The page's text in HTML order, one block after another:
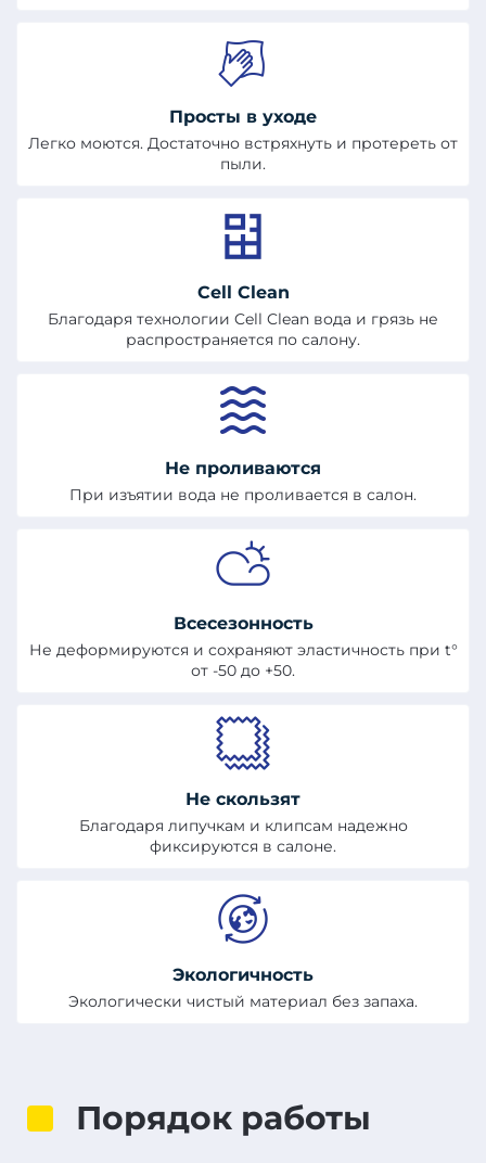
Просты в уходе
Легко моются. Достаточно встряхнуть и протереть от
пыли.
Cell Clean
Благодаря технологии Cell Clean вода и грязь не
распространяется по салону.
Не проливаются
При изъятии вода не проливается в салон.
Всесезонность
Не деформируются и сохраняют эластичность при t°
от -50 до +50.
Не скользят
Благодаря липучкам и клипсам надежно
фиксируются в салоне.
Экологичность
Экологически чистый материал без запаха.
Порядок работы